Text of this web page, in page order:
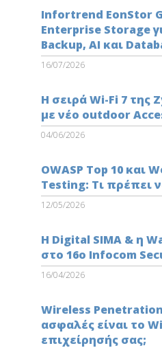
Infortrend EonStor
Enterprise Storage
Backup, AI και
16/07/2026
Η σειρά Wi-Fi 7 της
με νέο outdoor
04/06/2026
OWASP Top 10 και
Testing: Τι πρέπει
12/05/2026
Η Digital SIMA & η
στο 16ο Infocom
16/04/2026
Wireless
ασφαλές είναι το
επιχείρησής σας;